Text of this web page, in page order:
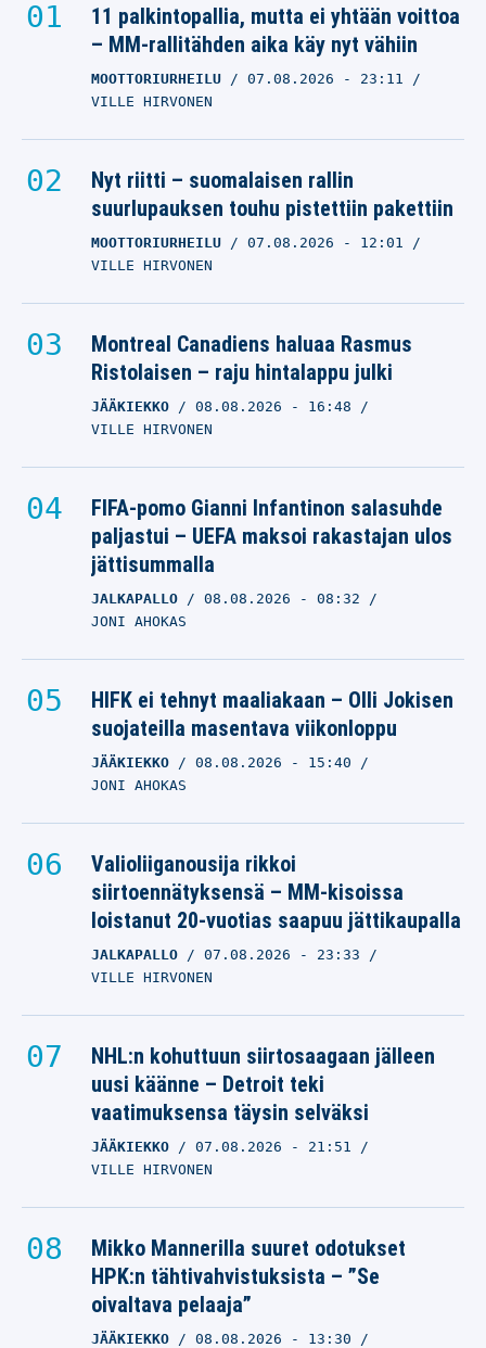
11 palkintopallia, mutta ei yhtään voittoa
– MM-rallitähden aika käy nyt vähiin
MOOTTORIURHEILU 07.08.2026 - 23:11
VILLE HIRVONEN
Nyt riitti – suomalaisen rallin
suurlupauksen touhu pistettiin pakettiin
MOOTTORIURHEILU 07.08.2026 - 12:01
VILLE HIRVONEN
Montreal Canadiens haluaa Rasmus
Ristolaisen – raju hintalappu julki
JÄÄKIEKKO 08.08.2026 - 16:48
VILLE HIRVONEN
FIFA-pomo Gianni Infantinon salasuhde
paljastui – UEFA maksoi rakastajan ulos
jättisummalla
JALKAPALLO 08.08.2026 - 08:32
JONI AHOKAS
HIFK ei tehnyt maaliakaan – Olli Jokisen
suojateilla masentava viikonloppu
JÄÄKIEKKO 08.08.2026 - 15:40
JONI AHOKAS
Valioliiganousija rikkoi
siirtoennätyksensä – MM-kisoissa
loistanut 20-vuotias saapuu jättikaupalla
JALKAPALLO 07.08.2026 - 23:33
VILLE HIRVONEN
NHL:n kohuttuun siirtosaagaan jälleen
uusi käänne – Detroit teki
vaatimuksensa täysin selväksi
JÄÄKIEKKO 07.08.2026 - 21:51
VILLE HIRVONEN
Mikko Mannerilla suuret odotukset
HPK:n tähtivahvistuksista – ”Se
oivaltava pelaaja”
JÄÄKIEKKO 08.08.2026 - 13:30